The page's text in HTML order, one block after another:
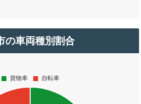
の車両種別割合